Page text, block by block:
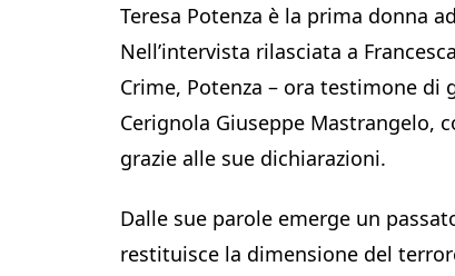
Teresa Potenza è la prima donna
Nell’intervista rilasciata a
Crime, Potenza – ora testimone
Cerignola Giuseppe Mastrangelo,
grazie alle sue dichiarazioni.
Dalle sue parole emerge un
restituisce la dimensione del